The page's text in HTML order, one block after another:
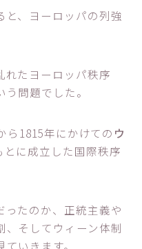
と、ヨーロッパの列強
れたヨーロッパ秩序
問題でした。
ら1815年にかけての ウ
とに成立した国際秩序
たのか、正統主義や
、そしてウィーン体制
いきます。